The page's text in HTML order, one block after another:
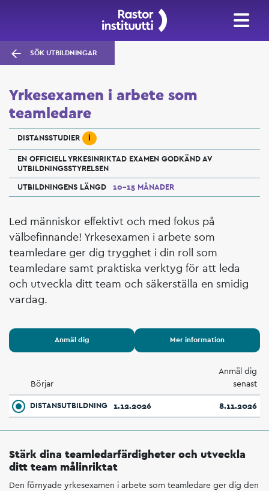
SÖK UTBILDNINGAR
Yrkesexamen i arbete som
teamledare
DISTANSSTUDIER i
EN OFFICIELL YRKESINRIKTAD EXAMEN GODKÄND AV
UTBILDNINGSSTYRELSEN
UTBILDNINGENS LÄNGD
10–15 MÅNADER
Led människor effektivt och med fokus på
välbefinnande! Yrkesexamen i arbete som
teamledare ger dig trygghet i din roll som
teamledare samt praktiska verktyg för att leda
och utveckla ditt team och säkerställa en smidig
vardag.
Anmäl dig Mer information
Börjar
Anmäl dig
senast
DISTANSUTBILDNING 1.12.2026 8.11.2026
Stärk dina teamledarfärdigheter och utveckla
ditt team målinriktat
Den förnyade yrkesexamen i arbete som teamledare ger dig den